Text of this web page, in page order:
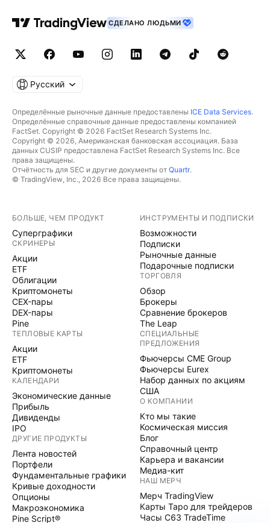
СДЕЛАНО ЛЮДЬМИ
Русский
Определённые рыночные данные предоставлены ICE Data Services.
Определённые справочные данные предоставлены компанией
FactSet. Copyright © 2026 FactSet Research Systems Inc.
Copyright © 2026, Американская банковская ассоциация. База
данных CUSIP предоставлена FactSet Research Systems Inc. Все
права защищены.
Отчётность для SEC и другие документы от Quartr.
© TradingView, Inc., 2026 Все права защищены.
БОЛЬШЕ, ЧЕМ ПРОДУКТ
Суперграфики
СКРИНЕРЫ
Акции
ETF
Облигации
Криптомонеты
CEX-пары
DEX-пары
Pine
ТЕПЛОВЫЕ КАРТЫ
Акции
ETF
Криптомонеты
КАЛЕНДАРИ
Экономические данные
Прибыль
Дивиденды
IPO
ДРУГИЕ ПРОДУКТЫ
Лента новостей
Портфели
Фундаментальные графики
Кривые доходности
Опционы
Макроэкономика
Pine Script®
ИНСТРУМЕНТЫ И ПОДПИСКИ
Возможности
Подписки
Рыночные данные
Подарочные подписки
ТОРГОВЛЯ
Обзор
Брокеры
Сравнение брокеров
The Leap
СПЕЦИАЛЬНЫЕ
ПРЕДЛОЖЕНИЯ
Фьючерсы CME Group
Фьючерсы Eurex
Набор данных по акциям
США
О КОМПАНИИ
Кто мы такие
Космическая миссия
Блог
Справочный центр
Карьера и вакансии
Медиа-кит
НАШ МЕРЧ
Мерч TradingView
Карты Таро для трейдеров
Часы C63 TradeTime